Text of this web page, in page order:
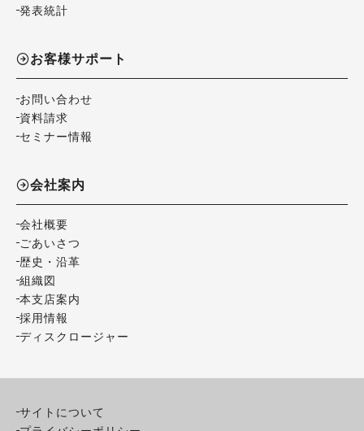
発表統計
お客様サポート
お問い合わせ
資料請求
セミナー情報
会社案内
会社概要
ごあいさつ
歴史・沿革
組織図
本支店案内
採用情報
ディスクロージャー
サイトについて